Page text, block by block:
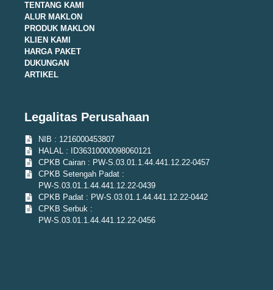
TENTANG KAMI
ALUR MAKLON
PRODUK MAKLON
KLIEN KAMI
HARGA PAKET
DUKUNGAN
ARTIKEL
Legalitas Perusahaan
NIB : 1216000453807
HALAL : ID36310000098060121
CPKB Cairan : PW-S.03.01.1.44.441.12.22-0457
CPKB Setengah Padat :
PW-S.03.01.1.44.441.12.22-0439
CPKB Padat : PW-S.03.01.1.44.441.12.22-0442
CPKB Serbuk :
PW-S.03.01.1.44.441.12.22-0456